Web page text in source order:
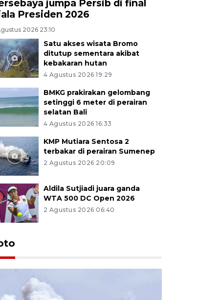
jumpa Persib di final
Presiden 2026
2026 23:10
Satu akses wisata Bromo
ditutup sementara akibat
kebakaran hutan
4 Agustus 2026 19:29
BMKG prakirakan gelombang
setinggi 6 meter di perairan
selatan Bali
4 Agustus 2026 16:33
KMP Mutiara Sentosa 2
terbakar di perairan Sumenep
2 Agustus 2026 20:09
Aldila Sutjiadi juara ganda
WTA 500 DC Open 2026
2 Agustus 2026 06:40